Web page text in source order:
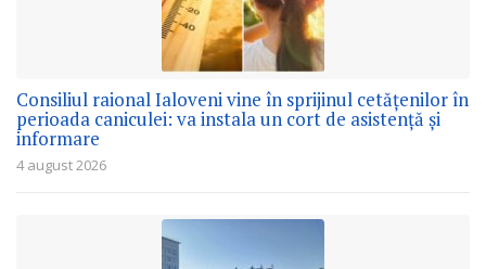
Consiliul raional Ialoveni vine în sprijinul cetățenilor în
perioada caniculei: va instala un cort de asistență și
informare
4 august 2026